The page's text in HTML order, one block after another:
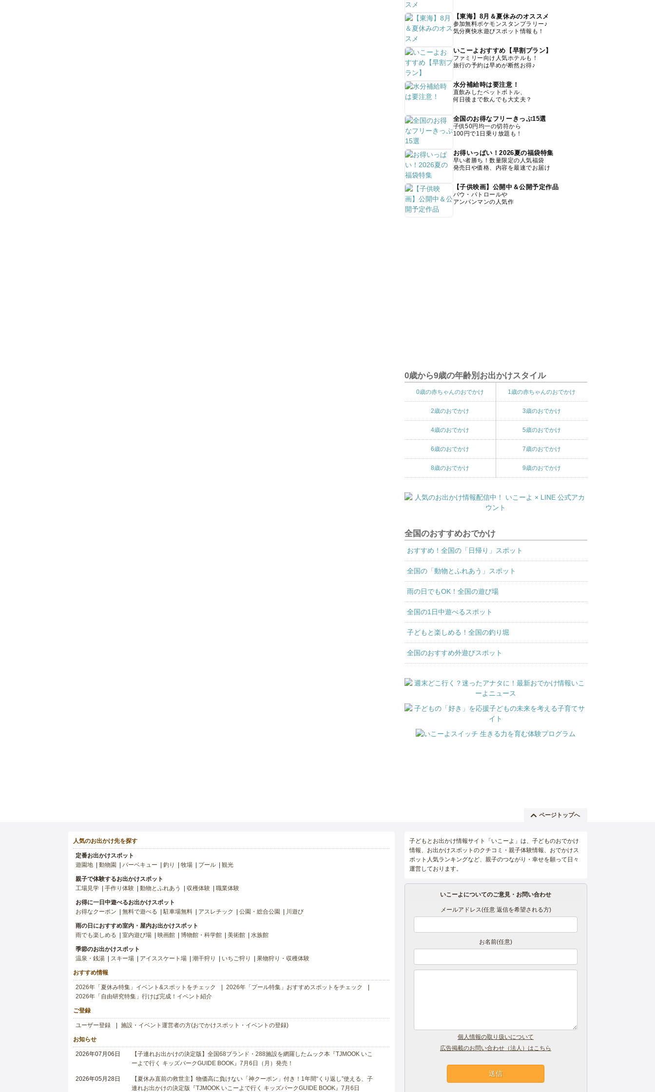
【東海】8月＆夏休みのオススメ
参加無料ポケモンスタンプラリー♪
気分爽快水遊びスポット情報も！
いこーよおすすめ【早割プラン】
ファミリー向け人気ホテルも！
旅行の予約は早めが断然お得♪
水分補給時は要注意！
直飲みしたペットボトル、
何日後まで飲んでも大丈夫？
全国のお得なフリーきっぷ15選
子供50円均一の切符から
100円で1日乗り放題も！
お得いっぱい！2026夏の福袋特集
早い者勝ち！数量限定の人気福袋
発売日や価格、内容を最速でお届け
【子供映画】公開中＆公開予定作品
パウ・パトロールや
アンパンマンの人気作
0歳から9歳の年齢別お出かけスタイル
0歳の赤ちゃんのおでかけ 1歳の赤ちゃんのおでかけ
2歳のおでかけ 3歳のおでかけ
4歳のおでかけ 5歳のおでかけ
6歳のおでかけ 7歳のおでかけ
8歳のおでかけ 9歳のおでかけ
全国のおすすめおでかけ
おすすめ！全国の「日帰り」スポット
全国の「動物とふれあう」スポット
雨の日でもOK！全国の遊び場
全国の1日中遊べるスポット
子どもと楽しめる！全国の釣り堀
全国のおすすめ外遊びスポット
ページトップへ
人気のお出かけ先を探す
定番お出かけスポット
遊園地
動物園 バーベキュー 釣り 牧場 プール 観光
親子で体験するお出かけスポット
工場見学
手作り体験 動物とふれあう 収穫体験 職業体験
お得に一日中遊べるお出かけスポット
お得なクーポン
無料で遊べる 駐車場無料 アスレチック 公園・総合公園 川遊び
雨の日におすすめ室内・屋内お出かけスポット
雨でも楽しめる
室内遊び場 映画館 博物館・科学館 美術館 水族館
季節のお出かけスポット
温泉・銭湯
スキー場 アイススケート場 潮干狩り いちご狩り 果物狩り・収穫体験
おすすめ情報
2026年「夏休み特集」イベント&スポットをチェック
2026年「プール特集」おすすめスポットをチェック
2026年「自由研究特集」行けば完成！イベント紹介
ご登録
ユーザー登録 施設・イベント運営者の方(おでかけスポット・イベントの登録)
お知らせ
2026年07月06日
【子連れお出かけの決定版】全国68ブランド・288施設を網羅したムック本『TJMOOK いこ
ーよで行く キッズパークGUIDE BOOK』7月6日（月）発売！
2026年05月28日
【夏休み直前の救世主】物価高に負けない「神クーポン」付き！1年間“くり返し”使える、子
連れお出かけの決定版『TJMOOK いこーよで行く キッズパークGUIDE BOOK』7月6日
子どもとお出かけ情報サイト「いこーよ」は、子どものおでかけ
情報、お出かけスポットのクチコミ・親子体験情報、おでかけス
ポット人気ランキングなど、親子のつながり・幸せを願って日々
運営しております。
いこーよについてのご意見・お問い合わせ
メールアドレス(任意 返信を希望される方)
お名前(任意)
個人情報の取り扱いについて
広告掲載のお問い合わせ（法人）はこちら